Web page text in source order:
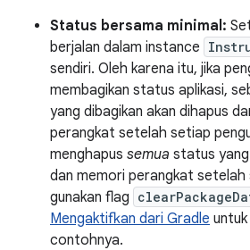
Status bersama minimal:
berjalan dalam instance
sendiri. Oleh karena itu, jika
membagikan status aplikasi,
yang dibagikan akan dihapus
perangkat setelah setiap
menghapus semua status yang
dan memori perangkat setelah
gunakan flag
Mengaktifkan dari Gradle
contohnya.